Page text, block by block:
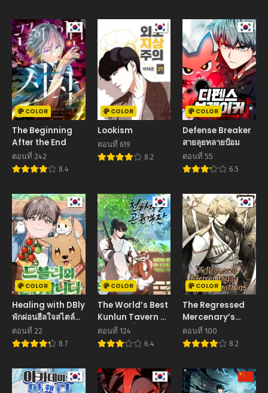
COLOR
The Beginning
After the End
ตอนที่ 242
8.4
COLOR
Lookism
ตอนที่ 619
8.2
COLOR
Defense Breaker
สายลุยทลายป้อม
ตอนที่ 55
6.5
COLOR
Healing with DBly
พักผ่อนฮีลใจสไตล์ดรู
อิด
ตอนที่ 22
8.7
COLOR
The World’s Best
Kunlun Tavern สุด
ยอดโรงเตี๊ยมแห่งคุน
หลุน
ตอนที่ 124
6.4
COLOR
The Regressed
Mercenary’s
Machinations
ตำนานราชาแห่ง
ตอนที่ 100
8.2